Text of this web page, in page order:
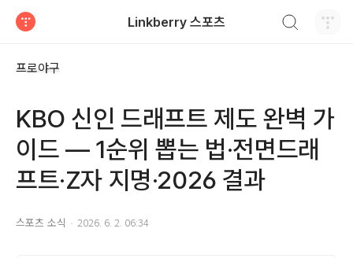
Linkberry 스포츠
프로야구
KBO 신인 드래프트 제도 완벽 가
이드 — 1순위 뽑는 법·전면드래
프트·Z자 지명·2026 결과
스포츠 소식 2026. 6. 2. 06:34